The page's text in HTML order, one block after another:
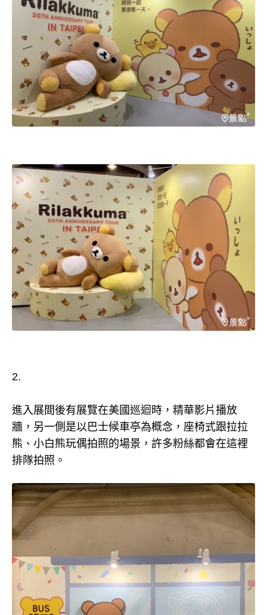
2.
進入展間後有展覽在美國巡迴時，精華影片播放
牆，另一側是以巴士候車亭為概念，座椅式跟拉拉
熊、小白熊玩偶拍照的場景，許多粉絲都會在這裡
排隊拍照。